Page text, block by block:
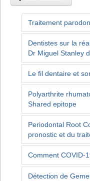
Traitement
Dentistes sur la
Dr Miguel Stanley
Le fil dentaire et
Polyarthrite
Shared epitope
Periodontal Root
pronostic et du
Comment COVID-
Détection de